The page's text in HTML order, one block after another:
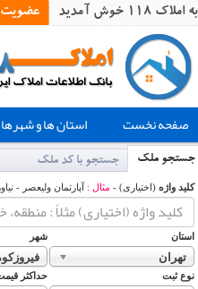
به املاک 118 خوش آمدید عضویت
صفحه نخست استان ها و شهرها
جستجو ملک جستجو با کد ملک
کلید واژه (اختیاری) - مثال : آپارتمان ولیعصر -
استان شهر
تهران
نوع ثبت حداکثر